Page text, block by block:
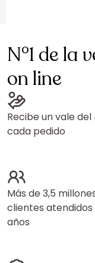
N°1 de la
on line
Recibe un vale del
cada pedido
Más de 3,5
clientes atendidos
años